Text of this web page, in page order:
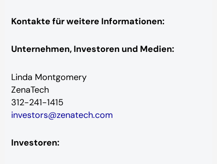
Kontakte für weitere Informationen:
Unternehmen, Investoren und Medien:
Linda Montgomery
ZenaTech
312-241-1415
investors@zenatech.com
Investoren: